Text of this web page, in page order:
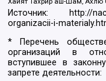
Источник:
http://
organizacii-i-
* Перечень
организаций в
вступившее в
запрете деятельности: